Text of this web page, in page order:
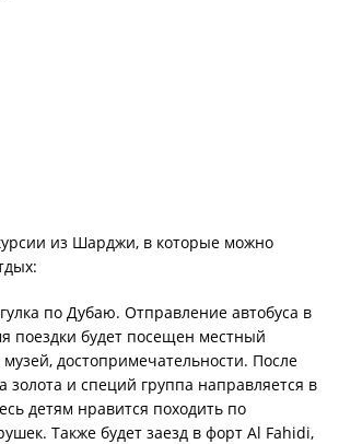
из Шарджи, в которые можно
по Дубаю. Отправление автобуса в
поездки будет посещен местный
достопримечательности. После
золота и специй группа направляется в
детям нравится походить по
Также будет заезд в форт Al Fahidi,